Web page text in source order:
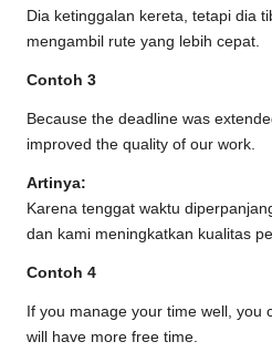
Dia ketinggalan kereta, tetapi dia
mengambil rute yang lebih cepat.
Contoh 3
Because the deadline was
improved the quality of our work.
Artinya:
Karena tenggat waktu
dan kami meningkatkan kualitas
Contoh 4
If you manage your time well, you
will have more free time.